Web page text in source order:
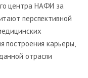
центра НАФИ за
перспективной
построения карьеры,
отрасли